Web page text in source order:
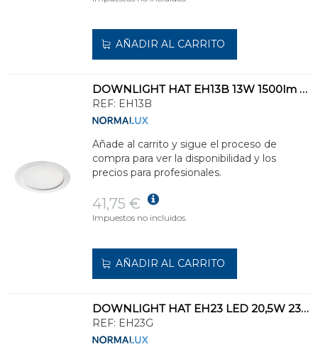
AÑADIR AL CARRITO
DOWNLIGHT HAT EH13B 13W 1500lm 3000K BLANCO
REF: EH13B
Añade al carrito y sigue el proceso de
compra para ver la disponibilidad y los
precios para profesionales.
41,75 €
Impuestos no incluidos.
AÑADIR AL CARRITO
DOWNLIGHT HAT EH23 LED 20,5W 2300lm 3000K GRIS
REF: EH23G